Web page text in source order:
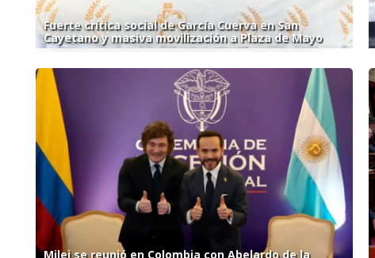
Fuerte crítica social de García Cuerva en San
Cayetano y masiva movilización a Plaza de Mayo
Milei se reunió en Colombia con Abelardo de la